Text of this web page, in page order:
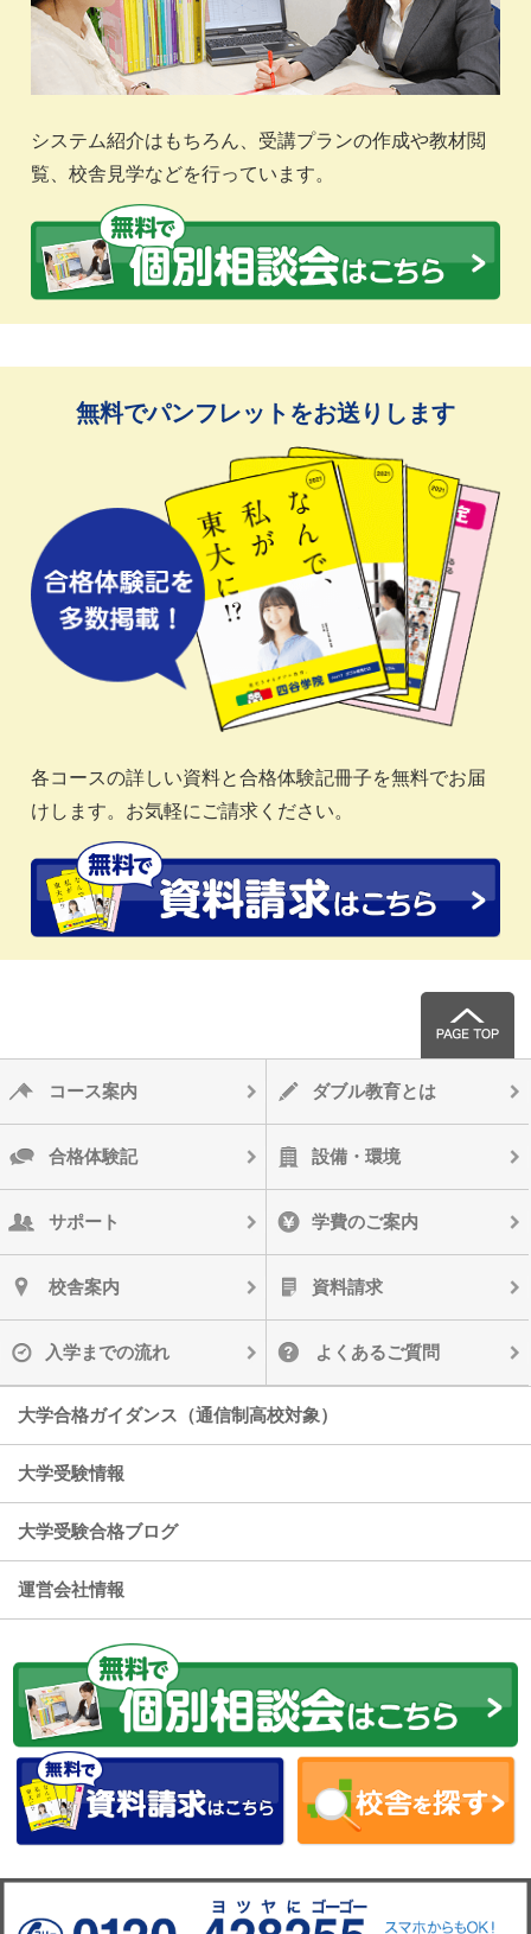
システム紹介はもちろん、受講プランの作成や教材閲
覧、校舎見学などを行っています。
無料でパンフレットをお送りします
各コースの詳しい資料と合格体験記冊子を無料でお届
けします。お気軽にご請求ください。
コース案内 ダブル教育とは
合格体験記 設備・環境
サポート 学費のご案内
校舎案内 資料請求
入学までの流れ よくあるご質問
大学合格ガイダンス（通信制高校対象）
大学受験情報
大学受験合格ブログ
運営会社情報